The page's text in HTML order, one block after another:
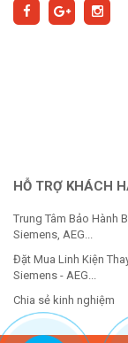
HỖ TRỢ KHÁCH
Trung Tâm Bảo Hành
Siemens, AEG...
Đặt Mua Linh Kiện
Siemens - AEG...
Chia sẻ kinh nghiệm